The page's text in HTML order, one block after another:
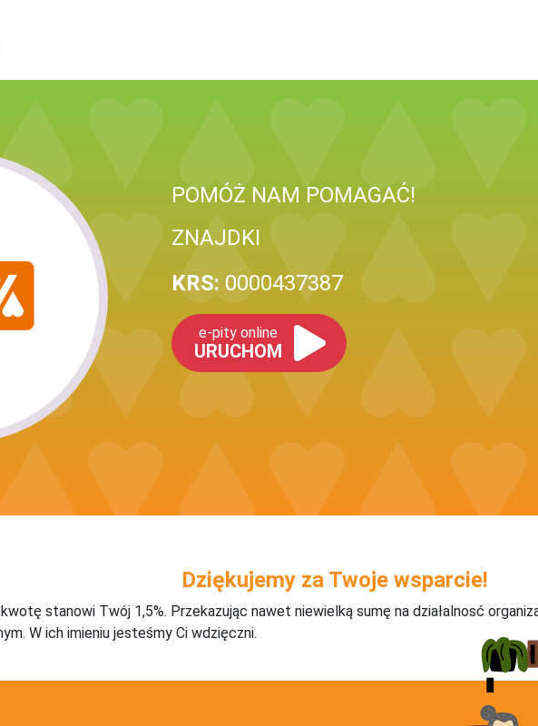
POMÓŻ NAM POMAGAĆ!
ZNAJDKI
KRS: 0000437387
e-pity online
URUCHOM
Dziękujemy za Twoje wsparcie!
stanowi Twój 1,5%. Przekazując nawet niewielką sumę na działalnosć
W ich imieniu jesteśmy Ci wdzięczni.